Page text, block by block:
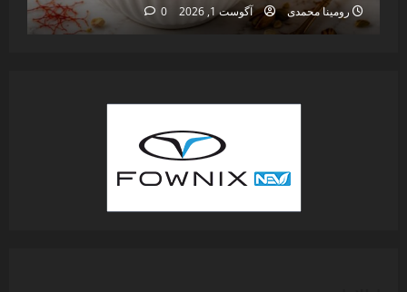
رومینا محمدی آگوست 1, 2026 0